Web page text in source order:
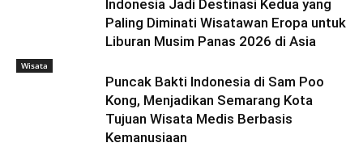
Indonesia Jadi Destinasi Kedua yang
Paling Diminati Wisatawan Eropa untuk
Liburan Musim Panas 2026 di Asia
Wisata
Puncak Bakti Indonesia di Sam Poo
Kong, Menjadikan Semarang Kota
Tujuan Wisata Medis Berbasis
Kemanusiaan